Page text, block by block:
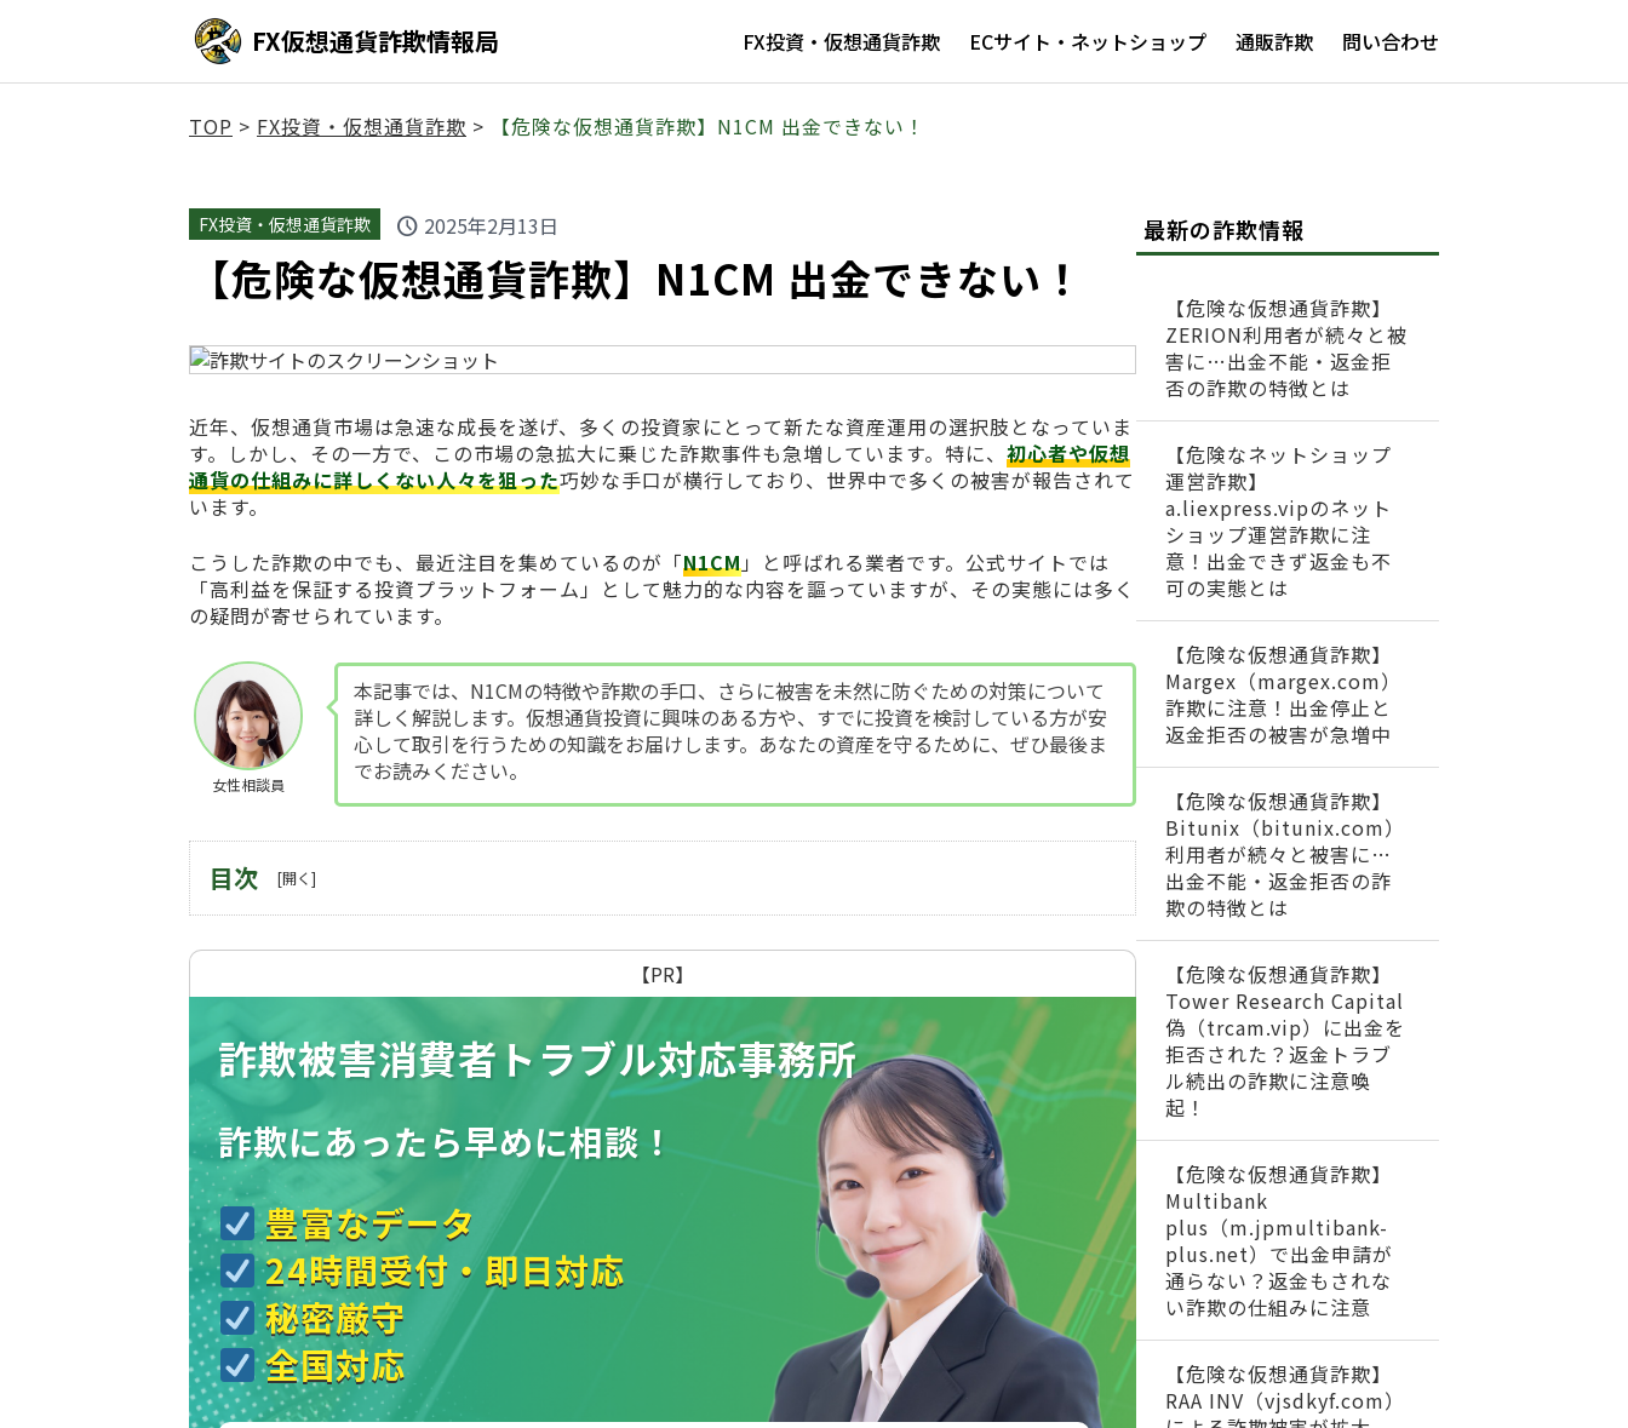
FX仮想通貨詐欺情報局 FX投資・仮想通貨詐欺 ECサイト・ネットショップ 通販詐欺 問い合わせ
TOP > FX投資・仮想通貨詐欺 > 【危険な仮想通貨詐欺】N1CM 出金できない！
FX投資・仮想通貨詐欺 schedule 2025年2月13日
【危険な仮想通貨詐欺】N1CM 出金できない！
近年、仮想通貨市場は急速な成長を遂げ、多くの投資家にとって新たな資産運用の選択肢となっていま
す。しかし、その一方で、この市場の急拡大に乗じた詐欺事件も急増しています。特に、 初心者や仮想
通貨の仕組みに詳しくない人々を狙った巧妙な手口が横行しており、世界中で多くの被害が報告されて
います。
こうした詐欺の中でも、最近注目を集めているのが「N1CM」と呼ばれる業者です。公式サイトでは
「高利益を保証する投資プラットフォーム」として魅力的な内容を謳っていますが、その実態には多く
の疑問が寄せられています。
女性相談員
本記事では、N1CMの特徴や詐欺の手口、さらに被害を未然に防ぐための対策について
詳しく解説します。仮想通貨投資に興味のある方や、すでに投資を検討している方が安
心して取引を行うための知識をお届けします。あなたの資産を守るために、ぜひ最後ま
でお読みください。
目次
【PR】
詐欺被害消費者トラブル対応事務所
詐欺にあったら早めに相談！
豊富なデータ
24時間受付・即日対応
秘密厳守
全国対応
最新の詐欺情報
【危険な仮想通貨詐欺】
ZERION利用者が続々と被
害に…出金不能・返金拒
否の詐欺の特徴とは
【危険なネットショップ
運営詐欺】
a.liexpress.vipのネット
ショップ運営詐欺に注
意！出金できず返金も不
可の実態とは
【危険な仮想通貨詐欺】
Margex（margex.com）
詐欺に注意！出金停止と
返金拒否の被害が急増中
【危険な仮想通貨詐欺】
Bitunix（bitunix.com）
利用者が続々と被害に…
出金不能・返金拒否の詐
欺の特徴とは
【危険な仮想通貨詐欺】
Tower Research Capital
偽（trcam.vip）に出金を
拒否された？返金トラブ
ル続出の詐欺に注意喚
起！
【危険な仮想通貨詐欺】
Multibank
plus（m.jpmultibank-
plus.net）で出金申請が
通らない？返金もされな
い詐欺の仕組みに注意
【危険な仮想通貨詐欺】
RAA INV（vjsdkyf.com）